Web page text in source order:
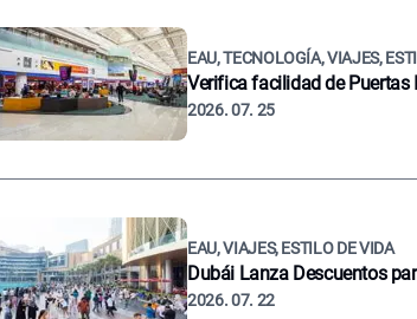
EAU, TECNOLOGÍA, VIAJES,
Verifica facilidad de Puertas
2026. 07. 25
EAU, VIAJES, ESTILO DE VIDA
Dubái Lanza Descuentos
2026. 07. 22